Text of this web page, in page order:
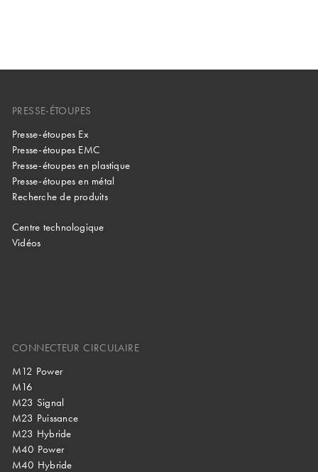
PRESSE-ÉTOUPES
Presse-étoupes Ex
Presse-étoupes EMC
Presse-étoupes en plastique
Presse-étoupes en métal
Recherche de produits
Centre technologique
Vidéos
CONNECTEUR CIRCULAIRE
M12 Power
M16
M23 Signal
M23 Puissance
M23 Hybride
M40 Power
M40 Hybride